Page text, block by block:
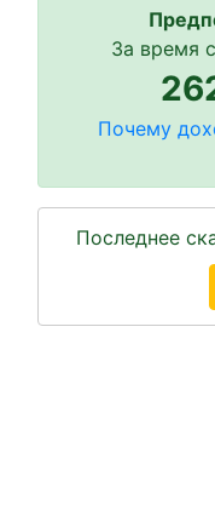
За время
Почему
Последнее